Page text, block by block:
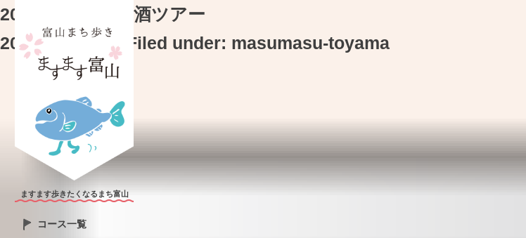
ますます歩きたくなるまち富山
コース一覧
20260529はしご酒ツアー
2026年5月29日
Filed under: masumasu-toyama